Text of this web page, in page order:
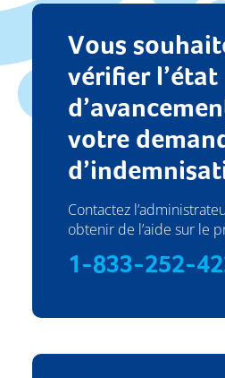
Vous
vérifier l’état
votre
Contactez
obtenir de l’aide sur le
1-833-252-